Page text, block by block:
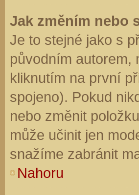
Jak změním nebo
Je to stejné jako s
původním autorem,
kliknutím na první
spojeno). Pokud
nebo změnit
může učinit jen
snažíme zabránit
Nahoru